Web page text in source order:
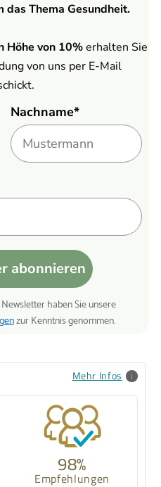
Thema Gesundheit.
Höhe von 10%erhalten Sie
von uns per E-Mail
Nachname*
abonnieren
haben Sie unsere
zur Kenntnis genommen.
Mehr Infos
98%
Empfehlungen